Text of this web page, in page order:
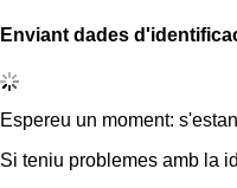
Enviant dades
Espereu un moment:
Si teniu problemes amb la